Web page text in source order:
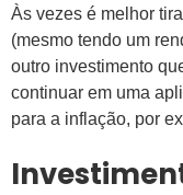
Às vezes é melhor
(mesmo tendo um
outro investimento
continuar em uma
para a inflação, por